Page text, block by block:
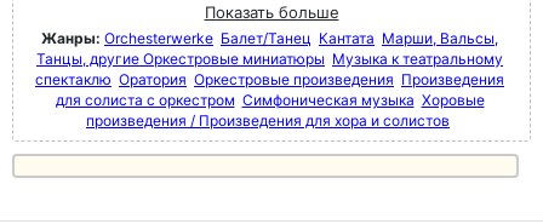
Показать больше
Жанры: Orchesterwerke Балет/Танец Кантата Марши, Вальсы,
Танцы, другие Оркестровые миниатюры Музыка к театральному
спектаклю Оратория Оркестровые произведения Произведения
для солиста с оркестром Симфоническая музыка Хоровые
произведения / Произведения для хора и солистов